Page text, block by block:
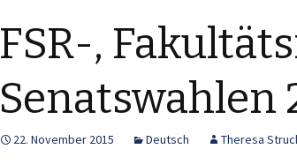
FSR-,
Senatswahlen
22. November 2015 Deutsch Theresa